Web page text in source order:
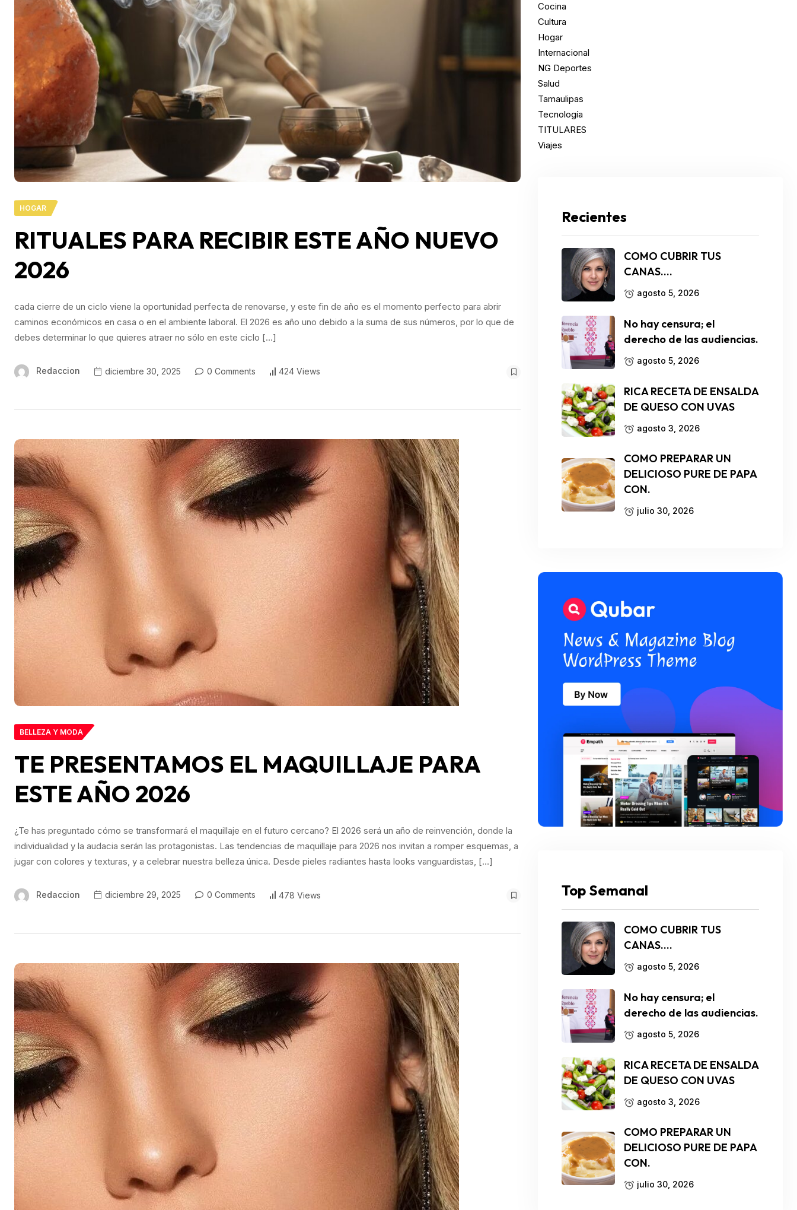
HOGAR
RITUALES PARA RECIBIR ESTE AÑO NUEVO
2026
cada cierre de un ciclo viene la oportunidad perfecta de renovarse, y este fin de año es el momento perfecto para abrir
caminos económicos en casa o en el ambiente laboral. El 2026 es año uno debido a la suma de sus números, por lo que de
debes determinar lo que quieres atraer no sólo en este ciclo […]
Redaccion diciembre 30, 2025 0 Comments 424 Views
BELLEZA Y MODA
TE PRESENTAMOS EL MAQUILLAJE PARA
ESTE AÑO 2026
¿Te has preguntado cómo se transformará el maquillaje en el futuro cercano? El 2026 será un año de reinvención, donde la
individualidad y la audacia serán las protagonistas. Las tendencias de maquillaje para 2026 nos invitan a romper esquemas, a
jugar con colores y texturas, y a celebrar nuestra belleza única. Desde pieles radiantes hasta looks vanguardistas, […]
Redaccion diciembre 29, 2025 0 Comments 478 Views
Cocina
Cultura
Hogar
Internacional
NG Deportes
Salud
Tamaulipas
Tecnología
TITULARES
Viajes
Recientes
COMO CUBRIR TUS
CANAS….
agosto 5, 2026
No hay censura; el
derecho de las audiencias.
agosto 5, 2026
RICA RECETA DE ENSALDA
DE QUESO CON UVAS
agosto 3, 2026
COMO PREPARAR UN
DELICIOSO PURE DE PAPA
CON.
julio 30, 2026
Top Semanal
COMO CUBRIR TUS
CANAS….
agosto 5, 2026
No hay censura; el
derecho de las audiencias.
agosto 5, 2026
RICA RECETA DE ENSALDA
DE QUESO CON UVAS
agosto 3, 2026
COMO PREPARAR UN
DELICIOSO PURE DE PAPA
CON.
julio 30, 2026